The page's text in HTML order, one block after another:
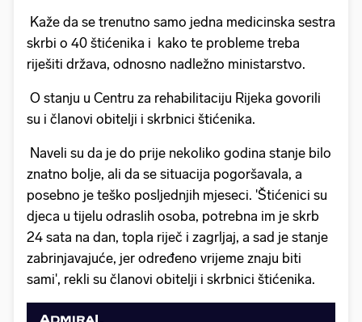
Kaže da se trenutno samo jedna medicinska sestra
skrbi o 40 štićenika i kako te probleme treba
riješiti država, odnosno nadležno ministarstvo.
O stanju u Centru za rehabilitaciju Rijeka govorili
su i članovi obitelji i skrbnici štićenika.
Naveli su da je do prije nekoliko godina stanje bilo
znatno bolje, ali da se situacija pogoršavala, a
posebno je teško posljednjih mjeseci. 'Štićenici su
djeca u tijelu odraslih osoba, potrebna im je skrb
24 sata na dan, topla riječ i zagrljaj, a sad je stanje
zabrinjavajuće, jer određeno vrijeme znaju biti
sami', rekli su članovi obitelji i skrbnici štićenika.